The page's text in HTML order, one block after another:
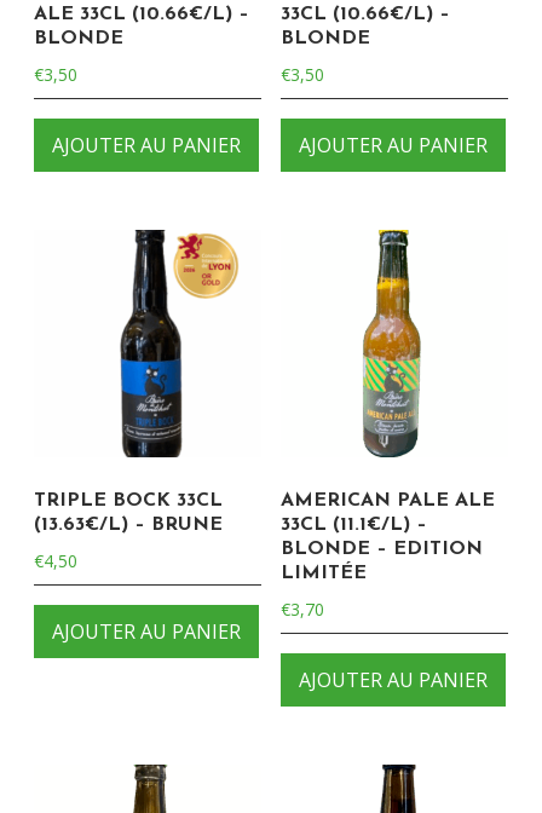
ALE 33CL (10.66€/L) –
BLONDE
€3,50
AJOUTER AU PANIER
33CL (10.66€/L) –
BLONDE
€3,50
AJOUTER AU PANIER
TRIPLE BOCK 33CL
(13.63€/L) – BRUNE
€4,50
AJOUTER AU PANIER
AMERICAN PALE ALE
33CL (11.1€/L) –
BLONDE – EDITION
LIMITÉE
€3,70
AJOUTER AU PANIER